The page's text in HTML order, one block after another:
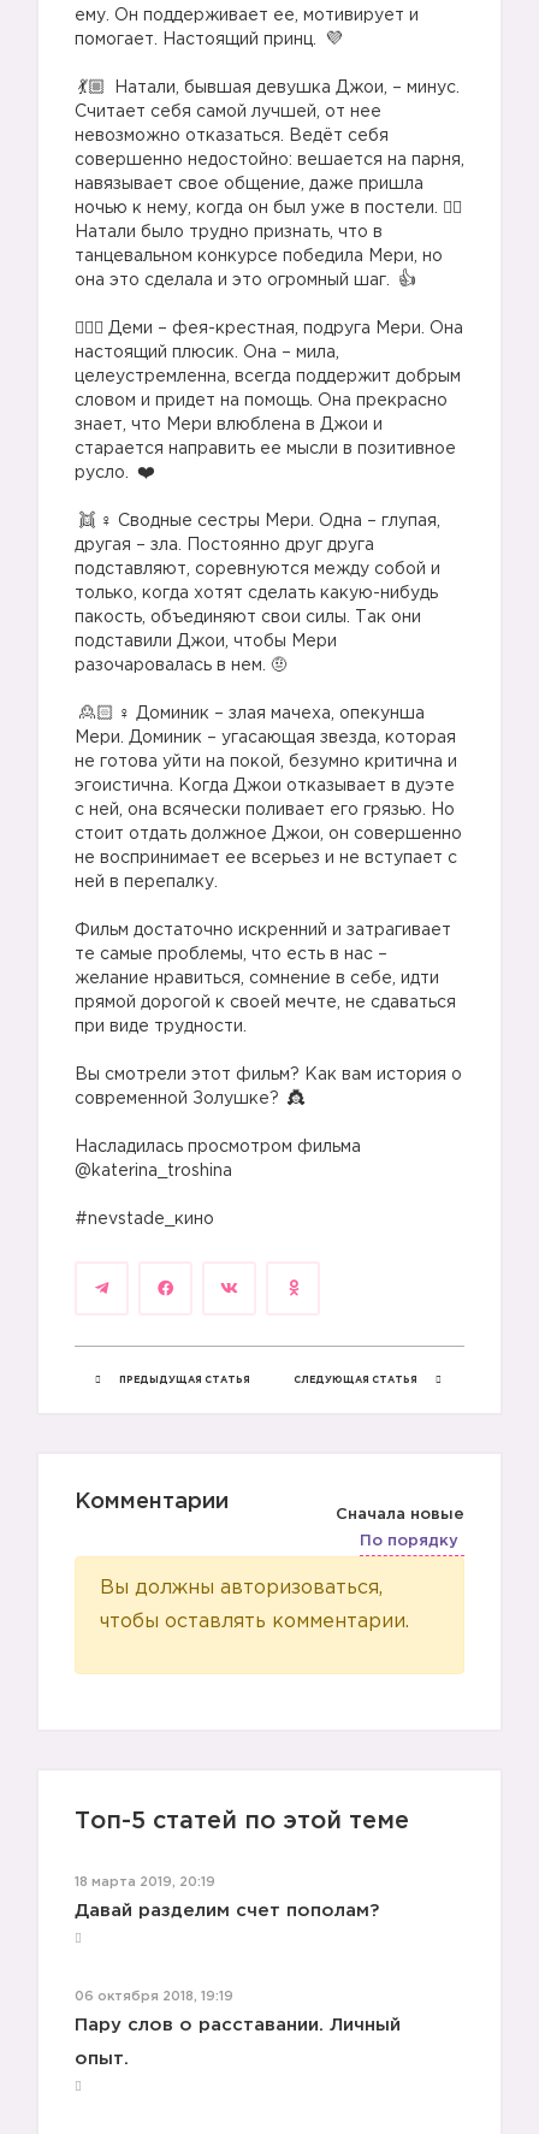
ему. Он поддерживает ее, мотивирует и
помогает. Настоящий принц.
Натали, бывшая девушка Джои, – минус.
Считает себя самой лучшей, от нее
невозможно отказаться. Ведёт себя
совершенно недостойно: вешается на парня,
навязывает свое общение, даже пришла
ночью к нему, когда он был уже в постели. 🤷‍♀️
Натали было трудно признать, что в
танцевальном конкурсе победила Мери, но
она это сделала и это огромный шаг.
🧚🏽‍♀️ Деми – фея-крестная, подруга Мери. Она
настоящий плюсик. Она – мила,
целеустремленна, всегда поддержит добрым
словом и придет на помощь. Она прекрасно
знает, что Мери влюблена в Джои и
старается направить ее мысли в позитивное
русло.
‍♀️ Сводные сестры Мери. Одна – глупая,
другая – зла. Постоянно друг друга
подставляют, соревнуются между собой и
только, когда хотят сделать какую-нибудь
пакость, объединяют свои силы. Так они
подставили Джои, чтобы Мери
разочаровалась в нем. 🤨
‍♀️ Доминик – злая мачеха, опекунша
Мери. Доминик – угасающая звезда, которая
не готова уйти на покой, безумно критична и
эгоистична. Когда Джои отказывает в дуэте
с ней, она всячески поливает его грязью. Но
стоит отдать должное Джои, он совершенно
не воспринимает ее всерьез и не вступает с
ней в перепалку.
Фильм достаточно искренний и затрагивает
те самые проблемы, что есть в нас –
желание нравиться, сомнение в себе, идти
прямой дорогой к своей мечте, не сдаваться
при виде трудности.
Вы смотрели этот фильм? Как вам история о
современной Золушке?
Насладилась просмотром фильма
@katerina_troshina
#nevstade_кино
ПРЕДЫДУЩАЯ СТАТЬЯ СЛЕДУЮЩАЯ СТАТЬЯ
Комментарии
Сначала новые
По порядку
Вы должны авторизоваться,
чтобы оставлять комментарии.
Топ-5 статей по этой теме
18 марта 2019, 20:19
Давай разделим счет пополам?
06 октября 2018, 19:19
Пару слов о расставании. Личный
опыт.